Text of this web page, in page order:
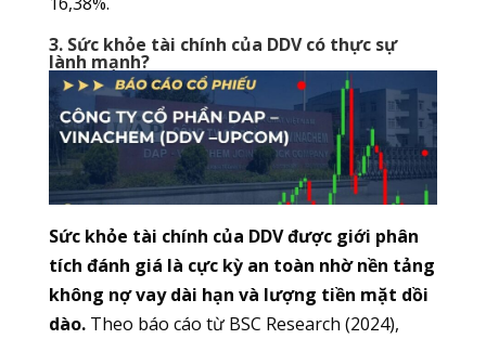
3. Sức khỏe tài chính của DDV có thực sự
lành mạnh?
Sức khỏe tài chính của DDV được giới phân
tích đánh giá là cực kỳ an toàn nhờ nền tảng
không nợ vay dài hạn và lượng tiền mặt dồi
dào.Theo báo cáo từ BSC Research (2024),